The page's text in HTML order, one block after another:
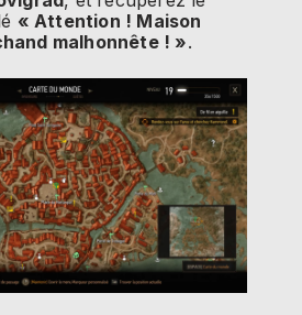
« Attention ! Maison
malhonnête ! ».